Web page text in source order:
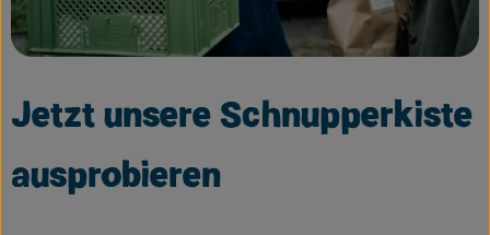
Frisches
Haltbares
Getränke
Jetzt unsere Schnupperkiste
ausprobieren